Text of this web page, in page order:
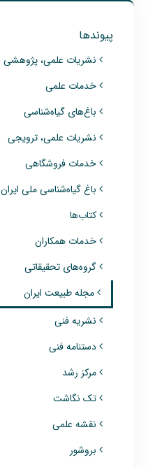
پیوندها
نشریات علمی، پژوهشی
خدمات علمی
باغ‌های گیاه‌شناسی
نشریات علمی، ترویجی
خدمات فروشگاهی
باغ گیاه‌شناسی ملی ایران
کتاب‌ها
خدمات همکاران
گروه‌های تحقیقاتی
مجله طبیعت ایران
نشریه فنی
دستنامه فنی
مرکز رشد
تک نگاشت
نقشه علمی
بروشور